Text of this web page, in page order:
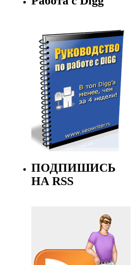
ПОДПИШИСЬ
НА RSS